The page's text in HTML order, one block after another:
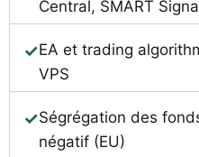
Central, SMART
EA et trading
VPS
Ségrégation des
négatif (EU)